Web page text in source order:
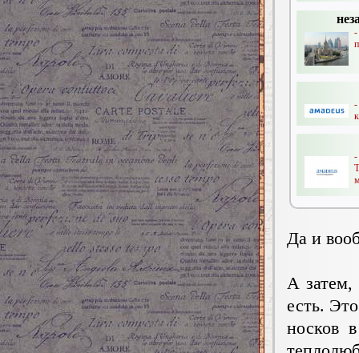
-
-
-
Да и
А затем,
есть.
носков